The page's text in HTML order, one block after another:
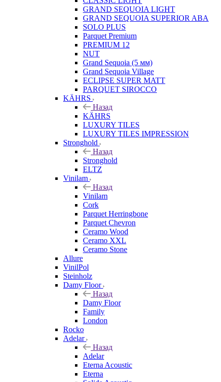
GRAND SEQUOIA LIGHT
GRAND SEQUOIA SUPERIOR ABA
SOLO PLUS
Parquet Premium
PREMIUM 12
NUT
Grand Sequoia (5 мм)
Grand Sequoia Village
ECLIPSE SUPER MATT
PARQUET SIROCCO
KÄHRS
Назад
KÄHRS
LUXURY TILES
LUXURY TILES IMPRESSION
Stronghold
Назад
Stronghold
ELTZ
Vinilam
Назад
Vinilam
Cork
Parquet Herringbone
Parquet Chevron
Ceramo Wood
Ceramo XXL
Ceramo Stone
Allure
VinilPol
Steinholz
Damy Floor
Назад
Damy Floor
Family
London
Rocko
Adelar
Назад
Adelar
Eterna Acoustic
Eterna